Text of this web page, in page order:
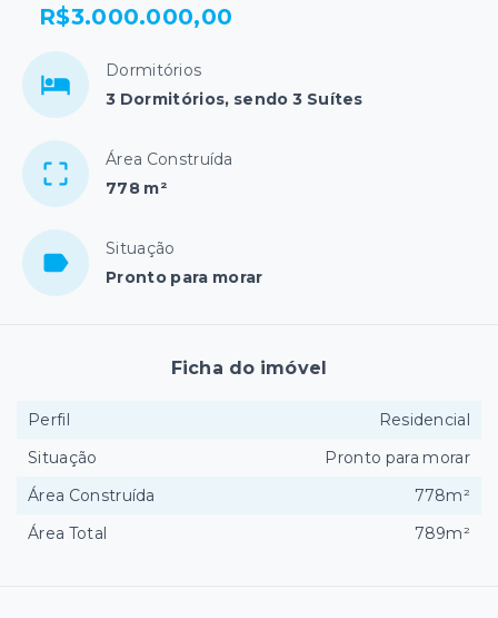
R$3.000.000,00
Dormitórios
3 Dormitórios, sendo 3 Suítes
Área Construída
778 m²
Situação
Pronto para morar
Ficha do imóvel
Perfil
Residencial
Situação
Pronto para morar
Área Construída
778m²
Área Total
789m²